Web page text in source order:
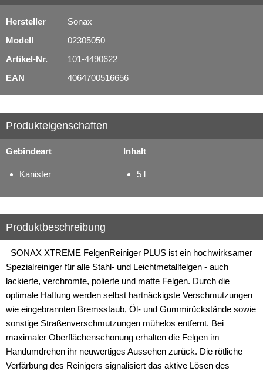
Hersteller
Sonax
Modell
02305050
Artikel-Nr.
101-4490622
EAN
4064700516656
Produkteigenschaften
Gebindeart
Kanister
Inhalt
5 l
Produktbeschreibung
SONAX XTREME FelgenReiniger PLUS ist ein hochwirksamer
Spezialreiniger für alle Stahl- und Leichtmetallfelgen - auch
lackierte, verchromte, polierte und matte Felgen. Durch die
optimale Haftung werden selbst hartnäckigste Verschmutzungen
wie eingebrannten Bremsstaub, Öl- und Gummirückstände sowie
sonstige Straßenverschmutzungen mühelos entfernt. Bei
maximaler Oberflächenschonung erhalten die Felgen im
Handumdrehen ihr neuwertiges Aussehen zurück. Die rötliche
Verfärbung des Reinigers signalisiert das aktive Lösen des